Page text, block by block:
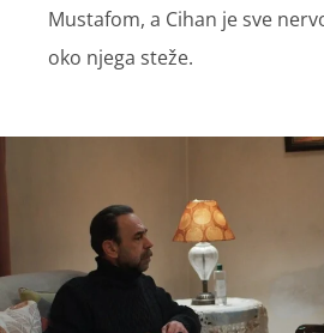
Mustafom, a Cihan je sve
oko njega steže.